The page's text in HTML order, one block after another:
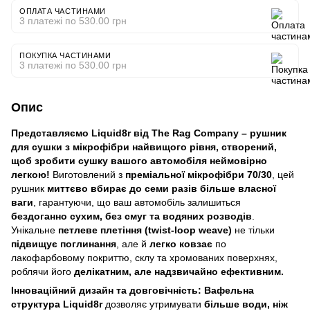
ОПЛАТА ЧАСТИНАМИ
3 платежі по 530.00 грн
ПОКУПКА ЧАСТИНАМИ
3 платежі по 530.00 грн
Опис
Представляємо Liquid8r від The Rag Company – рушник
для сушки з мікрофібри найвищого рівня, створений,
щоб зробити сушку вашого автомобіля неймовірно
легкою! Виготовлений з преміальної мікрофібри 70/30 , цей
рушник миттєво вбирає до семи разів більше власної
ваги , гарантуючи, що ваш автомобіль залишиться
бездоганно сухим, без смуг та водяних розводів
Унікальне петлеве плетіння (twist-loop weave) не тільки
підвищує поглинання , але й легко ковзає по
лакофарбовому покриттю, склу та хромованих поверхнях,
роблячи його делікатним, але надзвичайно ефективним.
Інноваційний дизайн та довговічність: Вафельна
структура Liquid8rдозволяє утримувати більше води, ніж